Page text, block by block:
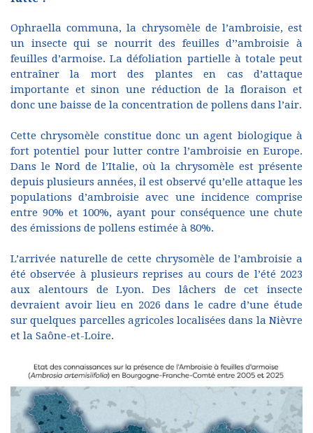
Ophraella communa, la chrysomèle de l’ambroisie, est
un insecte qui se nourrit des feuilles d’’ambroisie à
feuilles d’armoise. La défoliation partielle à totale peut
entraîner la mort des plantes en cas d’attaque
importante et sinon une réduction de la floraison et
donc une baisse de la concentration de pollens dans l’air.
Cette chrysomèle constitue donc un agent biologique à
fort potentiel pour lutter contre l’ambroisie en Europe.
Dans le Nord de l’Italie, où la chrysomèle est présente
depuis plusieurs années, il est observé qu’elle attaque les
populations d’ambroisie avec une incidence comprise
entre 90% et 100%, ayant pour conséquence une chute
des émissions de pollens estimée à 80%.
L’arrivée naturelle de cette chrysomèle de l’ambroisie a
été observée à plusieurs reprises au cours de l’été 2023
aux alentours de Lyon. Des lâchers de cet insecte
devraient avoir lieu en 2026 dans le cadre d’une étude
sur quelques parcelles agricoles localisées dans la Nièvre
et la Saône-et-Loire.